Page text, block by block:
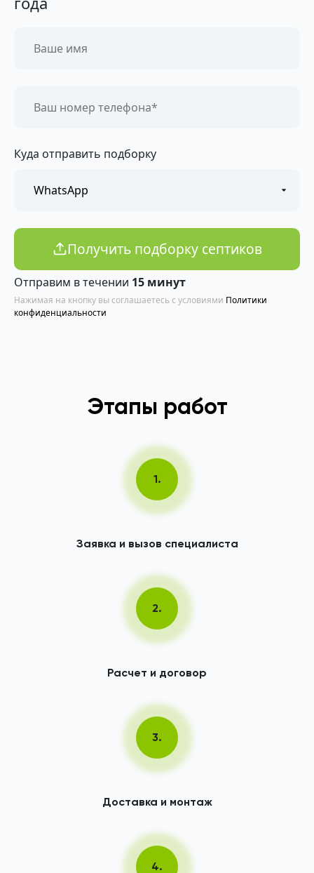
Куда отправить подборку
Получить подборку септиков
Отправим в течении 15 минут
Нажимая на кнопку вы соглашаетесь с условиями Политики
конфиденциальности
Этапы работ
1.
Заявка и вызов специалиста
2.
Расчет и договор
3.
Доставка и монтаж
4.